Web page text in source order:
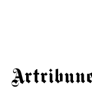
Artribune